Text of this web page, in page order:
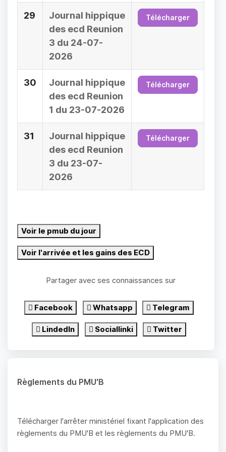
29
Journal hippique
des ecd Reunion
3 du 24-07-
2026
Télécharger
30
Journal hippique
des ecd Reunion
1 du 23-07-2026
Télécharger
31
Journal hippique
des ecd Reunion
3 du 23-07-
2026
Télécharger
Voir le pmub du jour
Voir l'arrivée et les gains des ECD
Partager avec ses connaissances sur
Facebook Whatsapp Telegram
LindedIn Sociallinki Twitter
Règlements du PMU'B
Télécharger l'arrêter ministériel fixant l'application des
règlements du PMU'B et les règlements du PMU'B.